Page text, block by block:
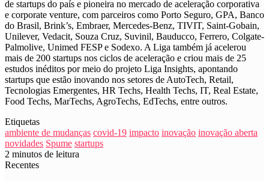
de startups do país e pioneira no mercado de aceleração corporativa
e corporate venture, com parceiros como Porto Seguro, GPA, Banco
do Brasil, Brink’s, Embraer, Mercedes-Benz, TIVIT, Saint-Gobain,
Unilever, Vedacit, Souza Cruz, Suvinil, Bauducco, Ferrero, Colgate-
Palmolive, Unimed FESP e Sodexo. A Liga também já acelerou
mais de 200 startups nos ciclos de aceleração e criou mais de 25
estudos inéditos por meio do projeto Liga Insights, apontando
startups que estão inovando nos setores de AutoTech, Retail,
Tecnologias Emergentes, HR Techs, Health Techs, IT, Real Estate,
Food Techs, MarTechs, AgroTechs, EdTechs, entre outros.
Etiquetas
ambiente de mudanças covid-19 impacto inovação inovação aberta
novidades Spume startups
2 minutos de leitura
Recentes